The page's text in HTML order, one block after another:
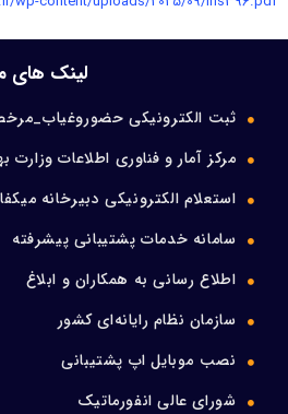
ورود اعضا
تماس با ما
لینک های
ثبت الکترونیکی
مرکز آمار و فناوری اطلاعات وزارت
استعلام الکترونیکی دبیرخانه
سامانه خدمات پشتیبانی پیشرفته
اطلاع رسانی به همکاران و ابلاغ
سازمان نظام رایانه‌ای کشور
نصب موبایل اپ پشتیبانی
شورای عالی انفورماتیک